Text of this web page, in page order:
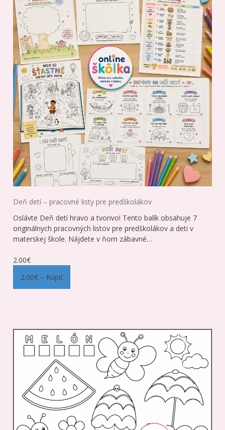
Deň detí – pracovné listy pre predškolákov
Oslávte Deň detí hravo a tvorivo! Tento balík obsahuje 7
originálnych pracovných listov pre predškolákov a deti v
materskej škole. Nájdete v ňom zábavné…
2.00€
2.00€ – Kúpiť